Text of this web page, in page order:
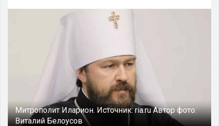
Митрополит Иларион. Источник:ria.ruАвтор фото:
Виталий Белоусов